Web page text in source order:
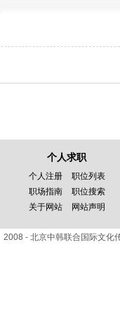
个人求职
个人注册
职位列表
职场指南
职位搜索
关于网站
网站声明
2008 - 北京中韩联合国际文化